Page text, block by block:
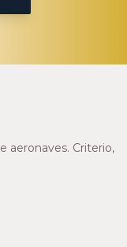
aeronaves. Criterio,